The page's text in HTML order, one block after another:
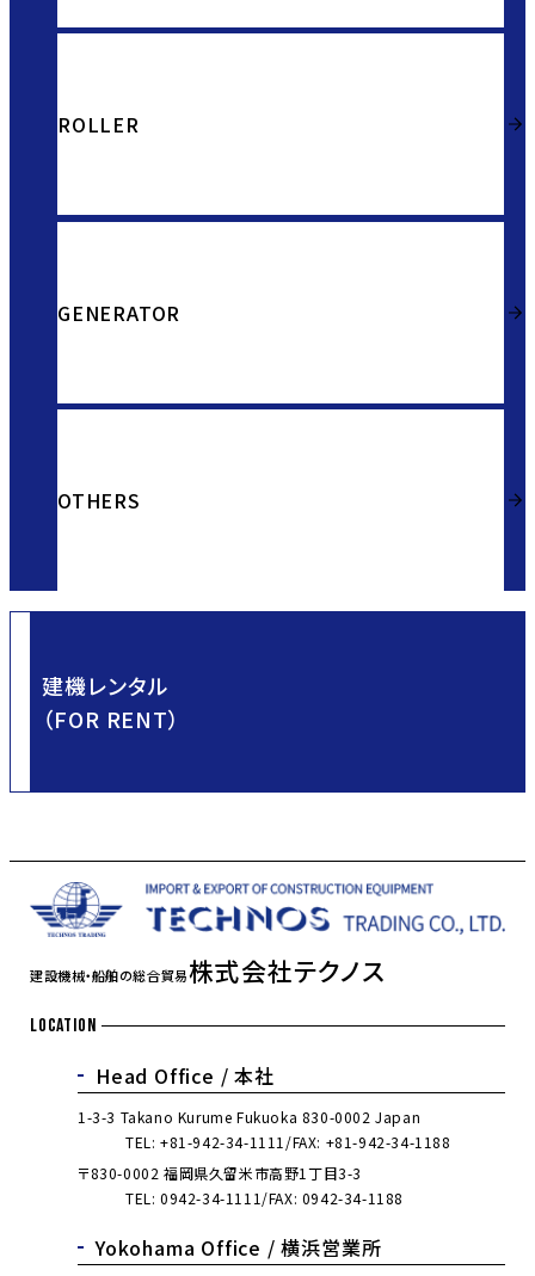
ROLLER
GENERATOR
OTHERS
建機レンタル
（FOR RENT）
建設機械・船舶の総合貿易株式会社テクノス
LOCATION
Head Office /本社
1-3-3 Takano Kurume Fukuoka 830-0002 Japan
TEL: +81-942-34-1111 FAX: +81-942-34-1188
〒830-0002 福岡県久留米市高野1丁目3-3
TEL: 0942-34-1111 FAX: 0942-34-1188
Yokohama Office /横浜営業所